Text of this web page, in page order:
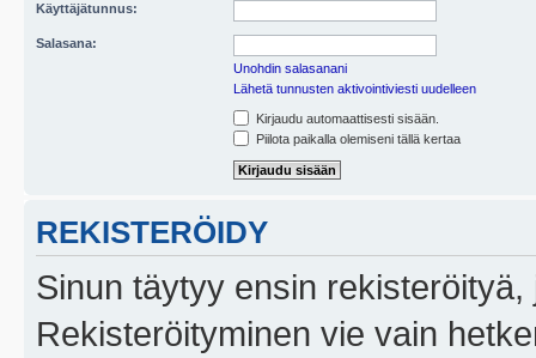
Käyttäjätunnus:
Salasana:
Unohdin salasanani
Lähetä tunnusten aktivointiviesti uudelleen
Kirjaudu automaattisesti sisään.
Piilota paikalla olemiseni tällä kertaa
REKISTERÖIDY
Sinun täytyy ensin
Rekisteröityminen vie vain